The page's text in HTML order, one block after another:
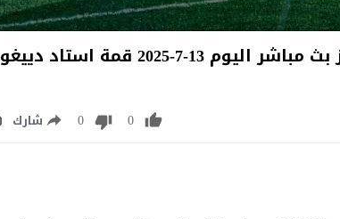
مشاهدة مباراة بوكا جونيورز وأرجنتينوس جونيورز بث مباشر اليوم 13-7-2025 قمة استاد دييغو
0
0 شارك